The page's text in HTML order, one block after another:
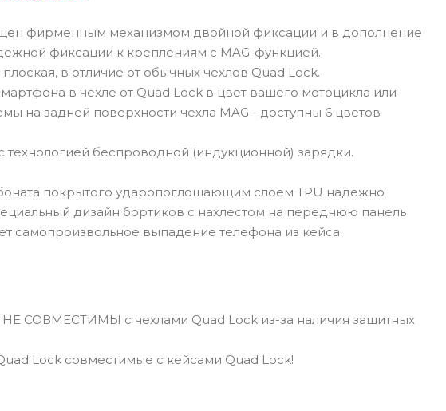
фирменным механизмом двойной фиксации и в дополнение
фиксации к креплениям с MAG-функцией.
в отличие от обычных чехлов Quad Lock.
в чехле от Quad Lock в цвет вашего мотоцикла или
на задней поверхности чехла MAG - доступны 6 цветов
беспроводной (индукционной) зарядки.
покрытого ударопоглощающим слоем TPU надежно
дизайн бортиков с нахлестом на переднюю панель
самопроизвольное выпадение телефона из кейса.
НЕ СОВМЕСТИМЫ с чехлами Quad Lock из-за наличия защитных
Lock совместимые с кейсами Quad Lock!